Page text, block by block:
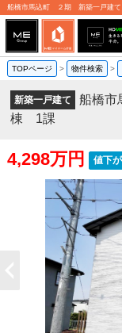
TOPページ > 物件検索 >
新築一戸建て
船橋
棟 1課
4,298万円 値下